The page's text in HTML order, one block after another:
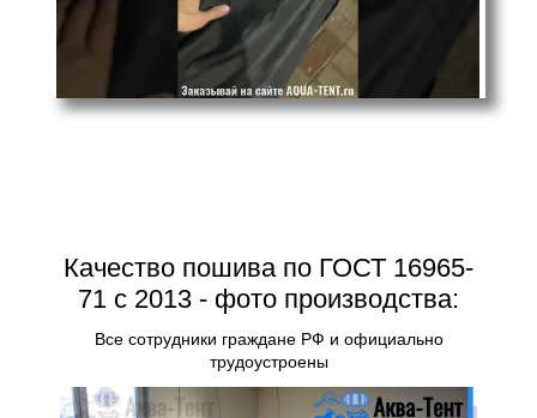
Качество пошива по ГОСТ 16965-
71 с 2013 - фото производства:
Все сотрудники граждане РФ и официально
трудоустроены